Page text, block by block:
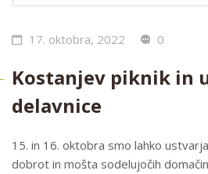
17. oktobra, 2022 0
Kostanjev piknik in
delavnice
15. in 16. oktobra smo lahko
dobrot in mošta sodelujočih